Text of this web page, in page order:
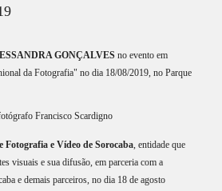
GONÇALVES no evento em
da Fotografia" no dia 18/08/2019, no Parque
Francisco Scardigno
Fotografia e Vídeo de Sorocaba, entidade que
visuais e sua difusão, em parceria com a
e demais parceiros, no dia 18 de agosto